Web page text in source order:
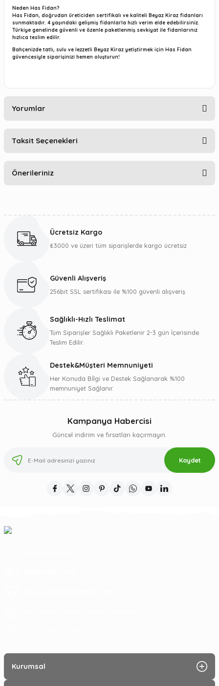
Neden Has Fidan?
Has Fidan, doğrudan üreticiden sertifikalı ve kaliteli Beyaz Kiraz fidanları
sunmaktadır. 4 yaşındaki gelişmiş fidanlarla hızlı verim elde edebilirsiniz.
Türkiye genelinde güvenli ve özenle paketlenmiş sevkiyat ile fidanlarınız
hızlıca teslim edilir.
Bahçenizde tatlı, sulu ve lezzetli Beyaz Kiraz yetiştirmek için Has Fidan
güvencesiyle siparişinizi hemen oluşturun!
Yorumlar
Taksit Seçenekleri
Önerileriniz
Görüş ve önerileriniz için teşekkür ederiz.
Ürün bilgilerinde hatalar bulunuyor.
Gönder
Ücretsiz Kargo
₺3000 ve üzeri tüm siparişlerde kargo ücretsiz
Güvenli Alışveriş
256bit SSL sertifikası ile %100 güvenli alışveriş
Sağlıklı-Hızlı Teslimat
Tüm Siparişler Sağlıklı Paketlenir 2-3 gün İçerisinde
Teslim Edilir.
Destek&Müşteri Memnuniyeti
Her Konuda Bİlgi ve Destek Sağlanarak %100
memnuniyet Sağlanır.
Kampanya Habercisi
Güncel indirim ve fırsatları kaçırmayın.
Kaydet
Kurumsal